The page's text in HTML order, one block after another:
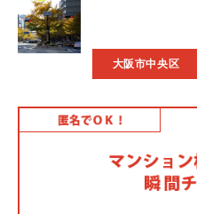
大阪市中央区